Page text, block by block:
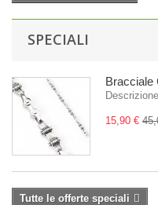
SPECIALI
Bracciale
15,90 €
Tutte le offerte speciali